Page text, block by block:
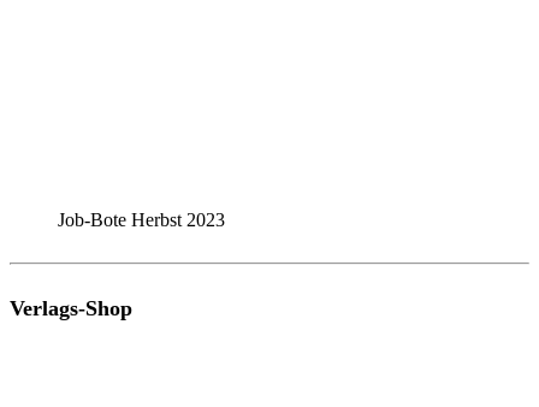
Job-Bote Herbst 2023
Verlags-Shop